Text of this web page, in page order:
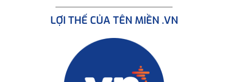
LỢI THẾ CỦA TÊN MIỀN .VN